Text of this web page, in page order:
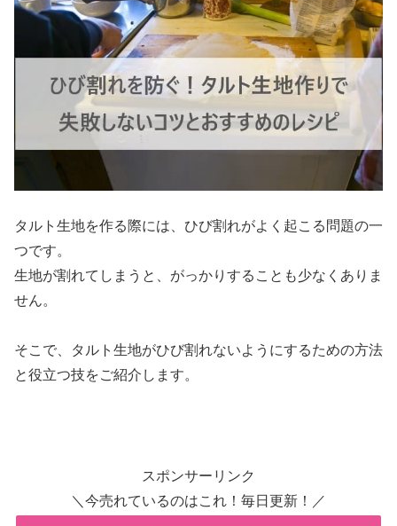
タルト生地を作る際には、ひび割れがよく起こる問題の一
つです。
生地が割れてしまうと、がっかりすることも少なくありま
せん。
そこで、タルト生地がひび割れないようにするための方法
と役立つ技をご紹介します。
スポンサーリンク
＼今売れているのはこれ！毎日更新！／